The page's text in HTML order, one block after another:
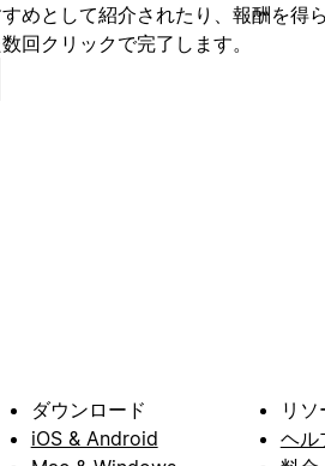
めとして紹介されたり、報酬を得
回クリックで完了します。
ダウンロード
iOS & Android
リソ
ヘル